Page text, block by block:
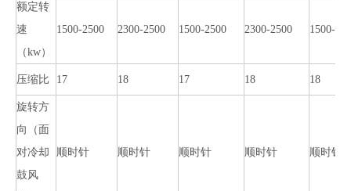
额定转
速
（kw）
1500-2500 2300-2500 1500-2500 2300-2500 1500-
压缩比 17 18 17 18 18
旋转方
向（面
对冷却
鼓风
顺时针 顺时针 顺时针 顺时针 顺时针